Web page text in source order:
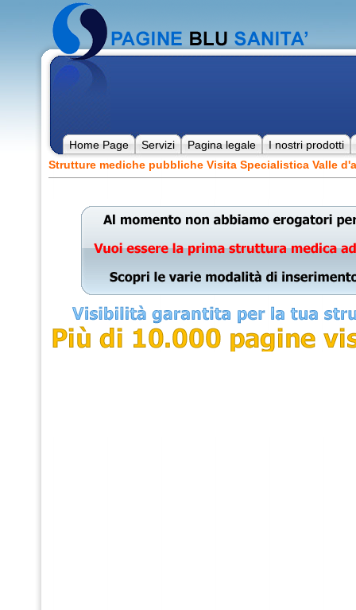
Home Page Servizi Pagina legale
I nostri prodotti
Strutture mediche pubbliche Visita Specialistica Valle